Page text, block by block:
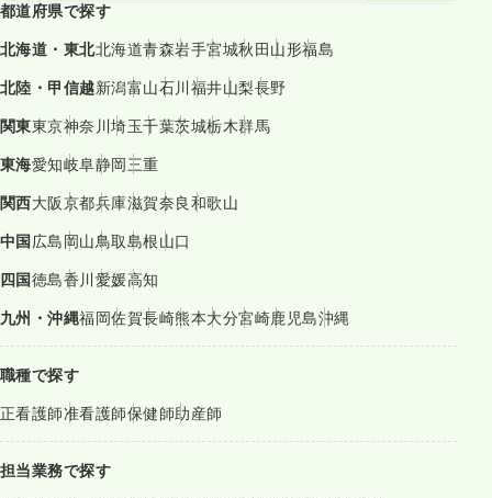
都道府県で探す
北海道・東北北海道青森岩手宮城秋田山形福島
北陸・甲信越新潟富山石川福井山梨長野
関東東京神奈川埼玉千葉茨城栃木群馬
東海愛知岐阜静岡三重
関西大阪京都兵庫滋賀奈良和歌山
中国広島岡山鳥取島根山口
四国徳島香川愛媛高知
九州・沖縄福岡佐賀長崎熊本大分宮崎鹿児島沖縄
職種で探す
正看護師准看護師保健師助産師
担当業務で探す